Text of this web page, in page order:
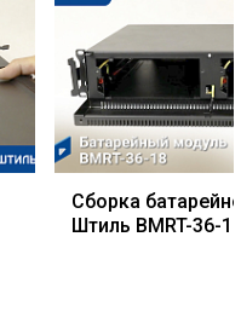
Сборка
Штиль BMRT-36-